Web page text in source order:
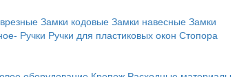
Замки кодовые Замки навесные Замки
Ручки Ручки для пластиковых окон Стопора